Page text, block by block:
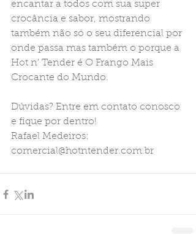
encantar a todos com sua super
crocância e sabor, mostrando
também não só o seu diferencial por
onde passa mas também o porque a
Hot n' Tender é O Frango Mais
Crocante do Mundo.
Dúvidas? Entre em contato conosco
e fique por dentro!
Rafael Medeiros:
comercial@hotntender.com.br